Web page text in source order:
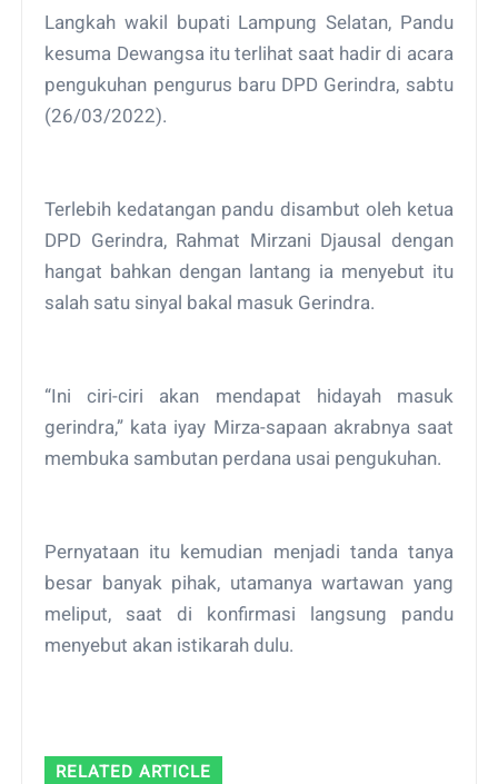
Langkah wakil bupati Lampung Selatan, Pandu
kesuma Dewangsa itu terlihat saat hadir di acara
pengukuhan pengurus baru DPD Gerindra, sabtu
(26/03/2022).
Terlebih kedatangan pandu disambut oleh ketua
DPD Gerindra, Rahmat Mirzani Djausal dengan
hangat bahkan dengan lantang ia menyebut itu
salah satu sinyal bakal masuk Gerindra.
“Ini ciri-ciri akan mendapat hidayah masuk
gerindra,” kata iyay Mirza-sapaan akrabnya saat
membuka sambutan perdana usai pengukuhan.
Pernyataan itu kemudian menjadi tanda tanya
besar banyak pihak, utamanya wartawan yang
meliput, saat di konfirmasi langsung pandu
menyebut akan istikarah dulu.
RELATED ARTICLE